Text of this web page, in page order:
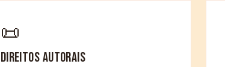
📜
DIREITOS AUTORAIS